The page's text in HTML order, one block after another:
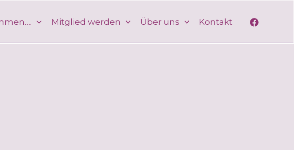
Mitglied werden Über uns Kontakt